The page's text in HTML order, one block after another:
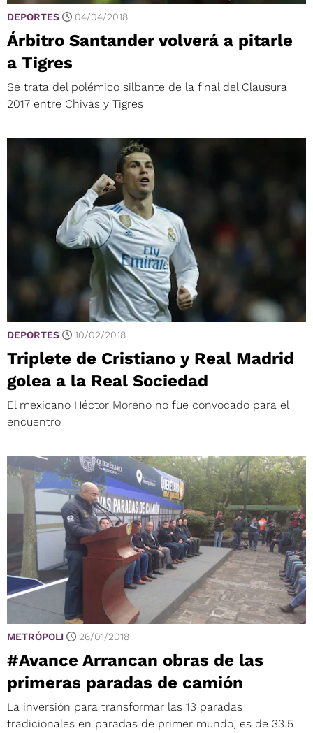
DEPORTES 04/04/2018
Árbitro Santander volverá a pitarle
a Tigres
Se trata del polémico silbante de la final del Clausura
2017 entre Chivas y Tigres
DEPORTES 10/02/2018
Triplete de Cristiano y Real Madrid
golea a la Real Sociedad
El mexicano Héctor Moreno no fue convocado para el
encuentro
METRÓPOLI 26/01/2018
#Avance Arrancan obras de las
primeras paradas de camión
La inversión para transformar las 13 paradas
tradicionales en paradas de primer mundo, es de 33.5